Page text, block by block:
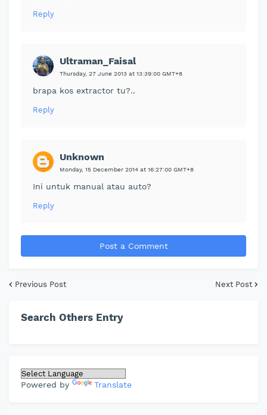
Reply
Ultraman_Faisal
Thursday, 27 June 2013 at 13:39:00 GMT+8
brapa kos extractor tu?..
Reply
Unknown
Monday, 15 December 2014 at 16:27:00 GMT+8
Ini untuk manual atau auto?
Reply
Post a Comment
Previous Post Next Post
Search Others Entry
Powered by Translate